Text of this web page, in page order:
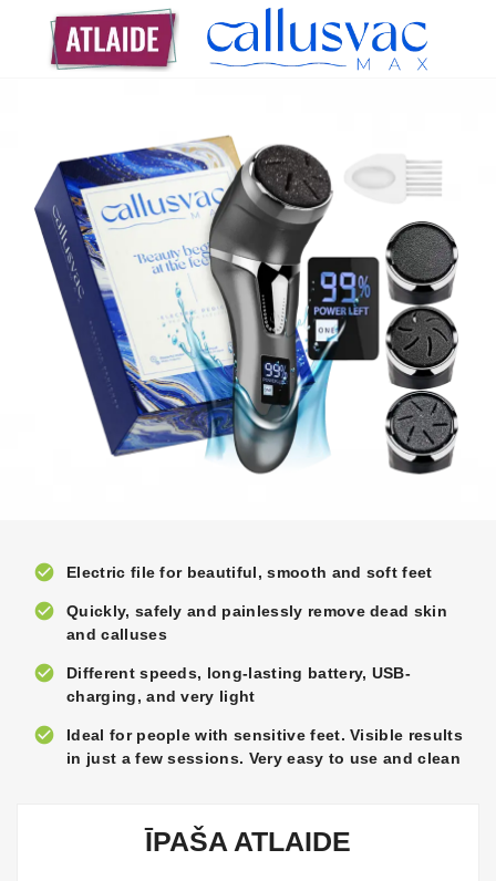
check_circle Electric file for beautiful, smooth and soft feet
check_circle
Quickly, safely and painlessly remove dead skin
and calluses
check_circle
Different speeds, long-lasting battery, USB-
charging, and very light
check_circle
Ideal for people with sensitive feet. Visible results
in just a few sessions. Very easy to use and clean
ĪPAŠA ATLAIDE